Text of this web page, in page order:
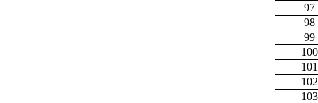
97
98
99
100
101
102
103